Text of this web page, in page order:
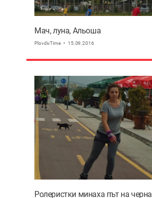
Мач, луна, Альоша
PlovdivTime 15.09.2016
Ролеристки минаха път на черна